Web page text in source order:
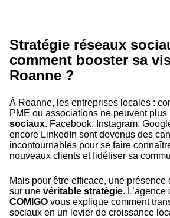
Stratégie réseaux
comment booster sa
Roanne ?
À Roanne, les entreprises locales :
PME ou associations ne peuvent plus
sociaux. Facebook, Instagram,
encore LinkedIn sont devenus des
incontournables pour se faire
nouveaux clients et fidéliser sa
Mais pour être efficace, une
sur une véritable stratégie.
COMIGO vous explique comment
sociaux en un levier de croissance